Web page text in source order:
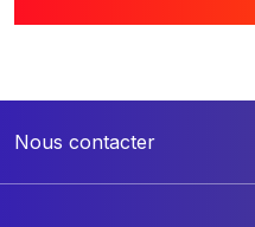
Nous contacter